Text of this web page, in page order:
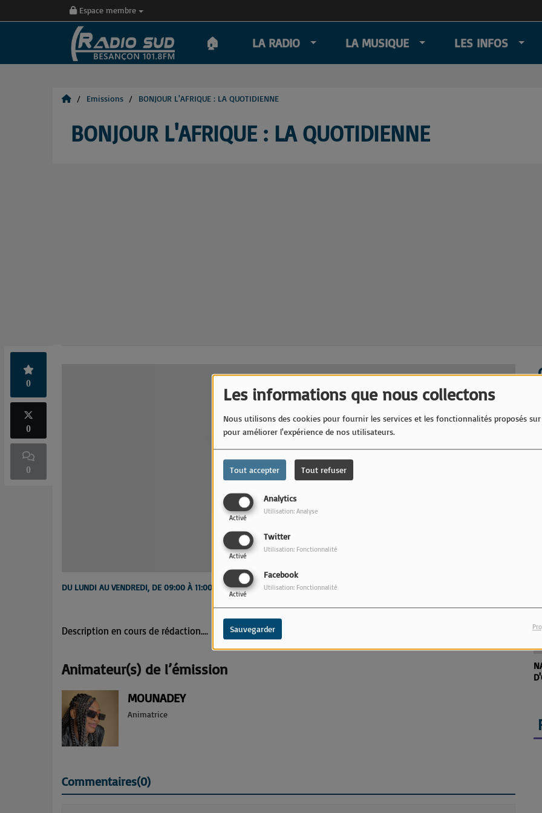
Les informations que nous collectons
Nous utilisons des cookies pour fournir les services et les fonctionnalités proposés
pour améliorer l'expérience de nos utilisateurs.
Tout accepter Tout refuser
Analytics
Activé
Utilisation: Analyse
Twitter
Activé
Utilisation: Fonctionnalité
Facebook
Activé
Utilisation: Fonctionnalité
Sauvegarder
Espace membre
🏠 LA RADIO LA MUSIQUE LES INFOS
Emissions BONJOUR L'AFRIQUE : LA QUOTIDIENNE
BONJOUR L'AFRIQUE : LA QUOTIDIENNE
0
0
0
DU LUNDI AU VENDREDI, DE 09:00 À 11:00
Description en cours de rédaction....
Animateur(s) de l’émission
MOUNADEY
Animatrice
Commentaires(0)